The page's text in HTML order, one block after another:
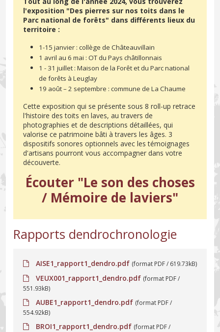
l'exposition "Des pierres sur nos toits dans le
Parc national de forêts" dans différents lieux du
territoire :
1-15 janvier : collège de Châteauvillain
1 avril au 6 mai : OT du Pays châtillonnais
1 - 31 juillet : Maison de la Forêt et du Parc national
de forêts à Leuglay
19 août – 2 septembre : commune de La Chaume
Cette exposition qui se présente sous 8 roll-up retrace
l'histoire des toits en laves, au travers de
photographies et de descriptions détaillées, qui
valorise ce patrimoine bâti à travers les âges. 3
dispositifs sonores optionnels avec les témoignages
d'artisans pourront vous accompagner dans votre
découverte.
Écouter "Le son des choses
/ Mémoire de laviers"
Rapports dendrochronologie
AISE1_rapport1_dendro.pdf (format PDF / 619.73kB)
VEUX001_rapport1_dendro.pdf (format PDF /
551.93kB)
AUBE1_rapport1_dendro.pdf (format PDF /
554.92kB)
BROI1_rapport1_dendro.pdf (format PDF /